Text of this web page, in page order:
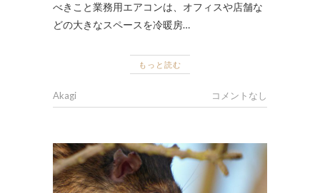
べきこと業務用エアコンは、オフィスや店舗な
どの大きなスペースを冷暖房…
もっと読む
Akagi コメントなし